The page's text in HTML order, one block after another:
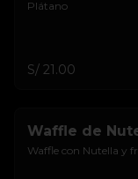
Plátano
S/ 21.00
Waffle de
Waffle con Nutella y